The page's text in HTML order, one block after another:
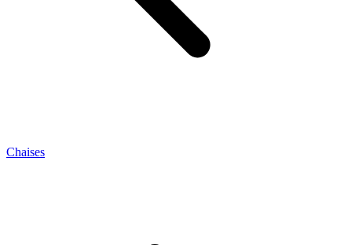
Chaises